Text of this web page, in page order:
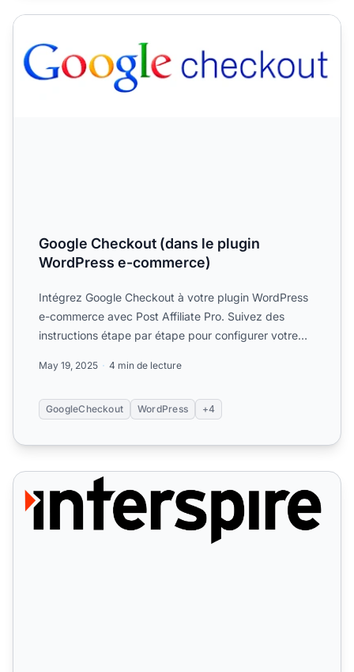
Google Checkout (dans le plugin WordPress e-
Google Checkout (dans le plugin
WordPress e-commerce)
Intégrez Google Checkout à votre plugin WordPress
e-commerce avec Post Affiliate Pro. Suivez des
instructions étape par étape pour configurer votre
May 19, 2025 4 min de lecture
GoogleCheckout WordPress +4
Interspire Shopping Cart (en particulier pour Google